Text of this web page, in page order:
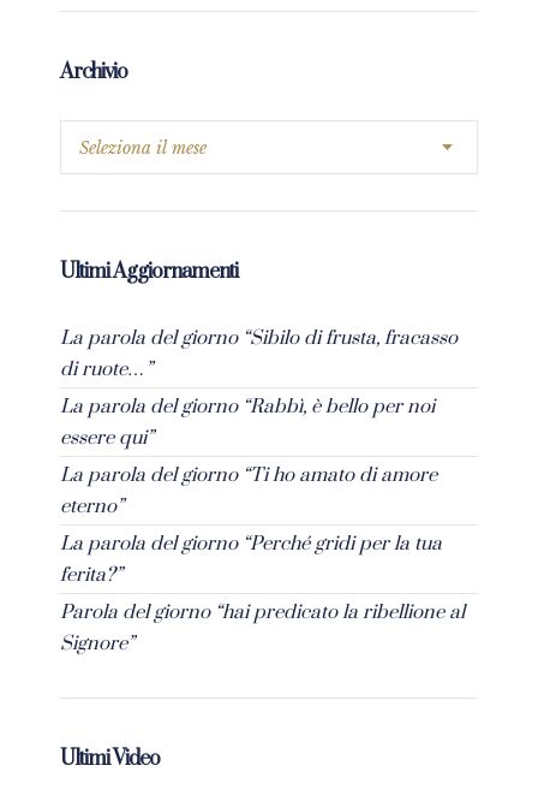
Archivio
Ultimi Aggiornamenti
La parola del giorno “Sibilo di frusta, fracasso
di ruote…”
La parola del giorno “Rabbì, è bello per noi
essere qui”
La parola del giorno “Ti ho amato di amore
eterno”
La parola del giorno “Perché gridi per la tua
ferita?”
Parola del giorno “hai predicato la ribellione al
Signore”
Ultimi Video